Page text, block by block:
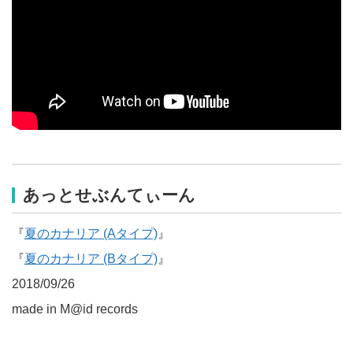
あっとせぶんてぃーん
『夏のカナリア (Aタイプ)』
『夏のカナリア (Bタイプ)』
2018/09/26
made in M@id records